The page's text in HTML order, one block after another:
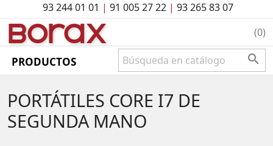
93 244 01 01 | 91 005 27 22| 93 265 83 07
BOrAx (0)
PRODUCTOS 
PORTÁTILES CORE I7 DE
SEGUNDA MANO